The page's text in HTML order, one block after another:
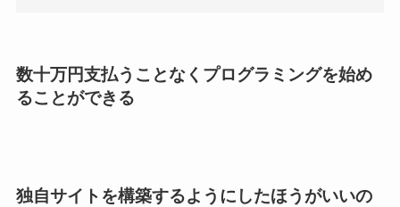
数十万円支払うことなくプログラミングを始め
ることができる
独自サイトを構築するようにしたほうがいいの